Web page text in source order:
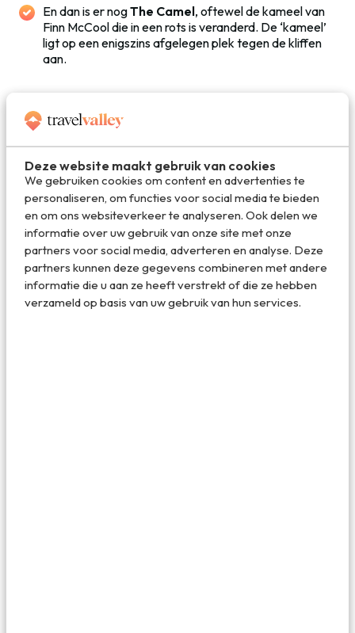
Deze website maakt gebruik van cookies
We gebruiken cookies om content en advertenties te
personaliseren, om functies voor social media te bieden
en om ons websiteverkeer te analyseren. Ook delen we
informatie over uw gebruik van onze site met onze
partners voor social media, adverteren en analyse. Deze
partners kunnen deze gegevens combineren met andere
informatie die u aan ze heeft verstrekt of die ze hebben
verzameld op basis van uw gebruik van hun services.
En dan is er nogThe Camel, oftewel de kameel van
Finn McCool die in een rots is veranderd. De ‘kameel’
ligt op een enigszins afgelegen plek tegen de kliffen
aan.
Rondreis door Noord-Ierland
Wanneer je een rondreis door Noord-Ierland gaat maken
absoluut niet overgeslagen worden. Sterker nog: het
wordt het hoogtepunt van je reis door dit deel van Ierland.
De beste manier om Noord-Ierland te ontdekken is door
het rijden van deCauseway Coastal Route. Deze
schitterende roadtrip begint inde hoofdstad Belfast
eindigt in Londonderry, de tweede stad van Noord-
Ierland. De Causeway Coastal Route is een weg van 310
kilometer die langs de kust loopt. Daarbij ga je soms ook
een stukje het binnenland in. Je komt langs pittoreske